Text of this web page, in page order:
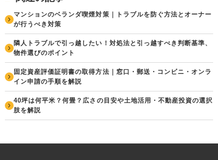
マンションのベランダ喫煙対策｜トラブルを防ぐ方法とオーナー
が行うべき対策
隣人トラブルで引っ越したい！対処法と引っ越すべき判断基準、
物件選びのポイント
固定資産評価証明書の取得方法｜窓口・郵送・コンビニ・オンラ
イン申請の手順を解説
40坪は何平米？何畳？広さの目安や土地活用・不動産投資の選択
肢を解説